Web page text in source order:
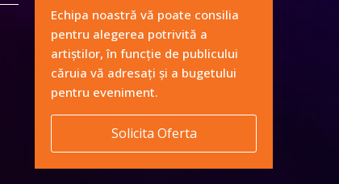
Echipa noastră vă poate consilia
pentru alegerea potrivită a
artiștilor, în funcție de publicului
căruia vă adresați și a bugetului
pentru eveniment.
Solicita Oferta